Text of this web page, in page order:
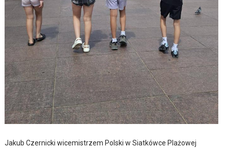
Jakub Czernicki wicemistrzem Polski w Siatkówce Plażowej